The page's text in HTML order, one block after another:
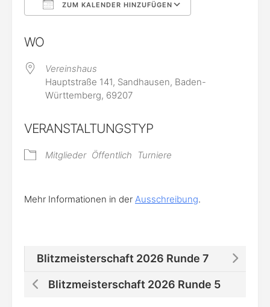
ZUM KALENDER HINZUFÜGEN
WO
Vereinshaus
Hauptstraße 141, Sandhausen, Baden-
Württemberg, 69207
VERANSTALTUNGSTYP
Mitglieder Öffentlich Turniere
Mehr Informationen in der Ausschreibung.
Blitzmeisterschaft 2026 Runde 7
Blitzmeisterschaft 2026 Runde 5